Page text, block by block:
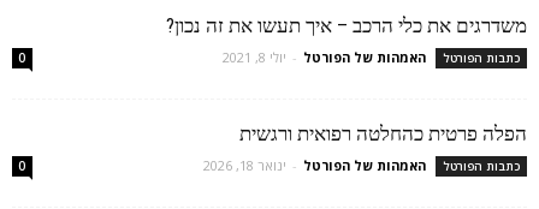
משדרגים את כלי הרכב – איך תעשו את זה נכון?
כתבות הפורטל האמהות של הפורטל - יולי 8, 2021 0
הפלה פרטית כהחלטה רפואית ורגשית
כתבות הפורטל האמהות של הפורטל - ינואר 18, 2026 0